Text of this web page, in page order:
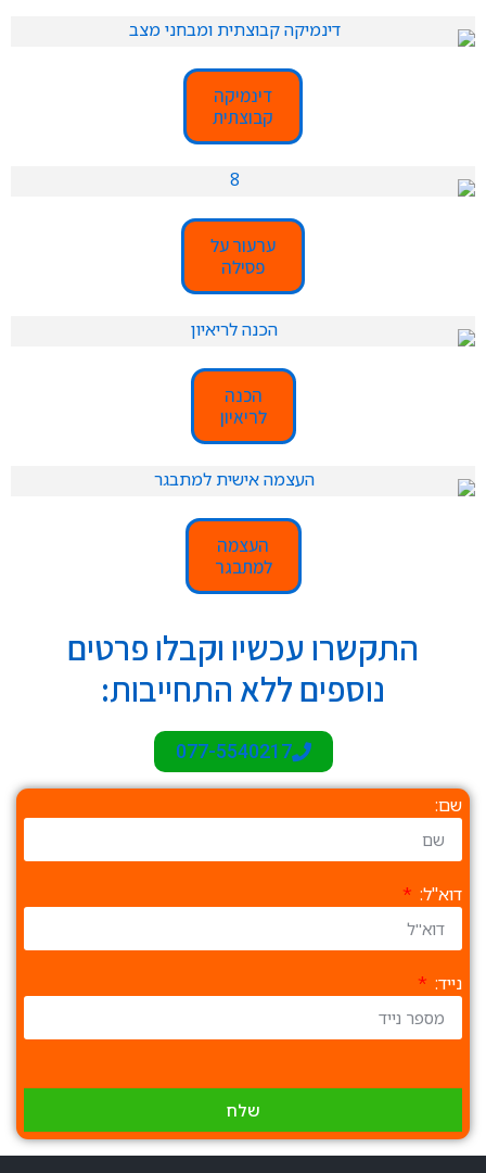
דינמיקה
קבוצתית
ערעור על
פסילה
הכנה
לריאיון
העצמה
למתבגר
התקשרו עכשיו וקבלו פרטים
נוספים ללא התחייבות:
077-5540217
שם:
דוא"ל:
נייד:
שלח